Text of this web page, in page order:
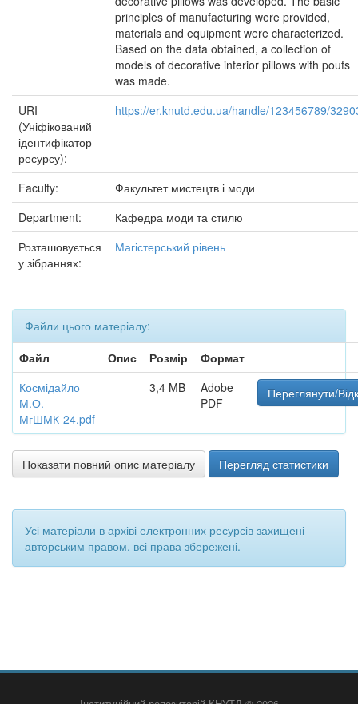
principles of manufacturing were provided,
materials and equipment were characterized.
Based on the data obtained, a collection of
models of decorative interior pillows with poufs
was made.
URI
(Уніфікований
ідентифікатор
ресурсу):
https://er.knutd.edu.ua/handle/123456789/
Faculty:
Факультет мистецтв і моди
Department:
Кафедра моди та стилю
Розташовується
у зібраннях:
Магістерський рівень
Файли цього матеріалу:
Файл
Опис Розмір
Формат
Космідайло
М.О.
МгШМК-24.pdf
3,4 MB
Adobe
PDF
Переглянути/
Показати повний опис матеріалу Перегляд статистики
Усі матеріали в архіві електронних ресурсів захищені
авторським правом, всі права збережені.